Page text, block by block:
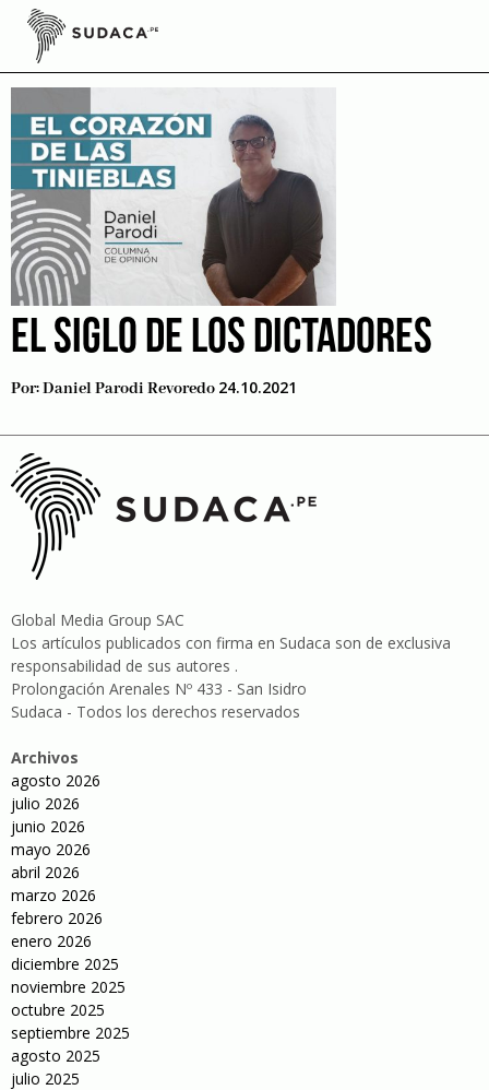
Skip
contentdictaduras militares
EL SIGLO DE LOS DICTADORES
Por:Daniel Parodi Revoredo 24.10.2021
Global Media Group SAC
Los artículos publicados con firma en Sudaca son de exclusiva
responsabilidad de sus autores .
Prolongación Arenales Nº 433 - San Isidro
Sudaca - Todos los derechos reservados
Archivos
agosto 2026
julio 2026
junio 2026
mayo 2026
abril 2026
marzo 2026
febrero 2026
enero 2026
diciembre 2025
noviembre 2025
octubre 2025
septiembre 2025
agosto 2025
julio 2025